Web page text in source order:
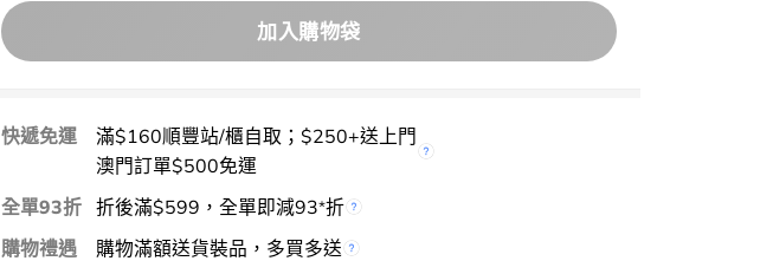
加入購物袋
快遞免運
滿$160順豐站/櫃自取；$250+送上門
澳門訂單$500免運
全單93折 折後滿$599，全單即減93*折
購物禮遇
購物滿額送貨裝品，多買多送